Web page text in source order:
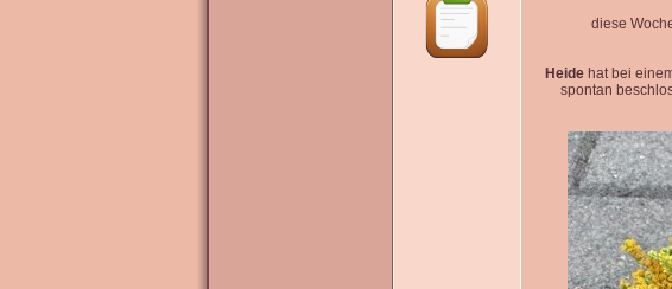
diese
Heide hat bei
spontan